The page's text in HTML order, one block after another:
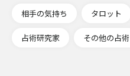
相手の気持ち タロット
占術研究家 その他の占術